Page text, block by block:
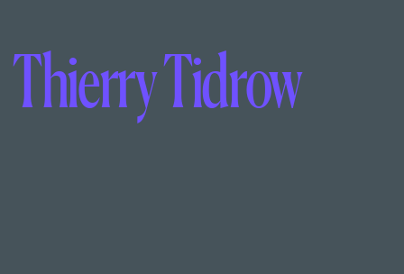
Thierry Tidrow